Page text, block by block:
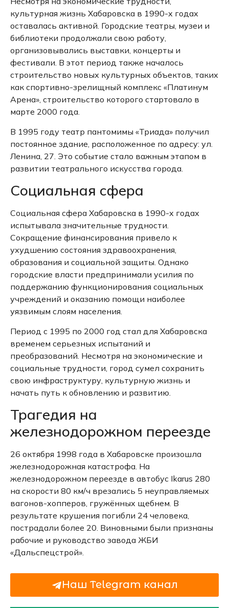
культурная жизнь Хабаровска в 1990-х годах
оставалась активной. Городские театры, музеи и
библиотеки продолжали свою работу,
организовывались выставки, концерты и
фестивали. В этот период также началось
строительство новых культурных объектов, таких
как спортивно-зрелищный комплекс «Платинум
Арена», строительство которого стартовало в
марте 2000 года.
В 1995 году театр пантомимы «Триада» получил
постоянное здание, расположенное по адресу: ул.
Ленина, 27. Это событие стало важным этапом в
развитии театрального искусства города.
Социальная сфера
Социальная сфера Хабаровска в 1990-х годах
испытывала значительные трудности.
Сокращение финансирования привело к
ухудшению состояния здравоохранения,
образования и социальной защиты. Однако
городские власти предпринимали усилия по
поддержанию функционирования социальных
учреждений и оказанию помощи наиболее
уязвимым слоям населения.
Период с 1995 по 2000 год стал для Хабаровска
временем серьезных испытаний и
преобразований. Несмотря на экономические и
социальные трудности, город сумел сохранить
свою инфраструктуру, культурную жизнь и
начать путь к обновлению и развитию.
Трагедия на
железнодорожном переезде
26 октября 1998 года в Хабаровске произошла
железнодорожная катастрофа. На
железнодорожном переезде в автобус Ikarus 280
на скорости 80 км/ч врезались 5 неуправляемых
вагонов-хопперов, гружённых щебнем. В
результате крушения погибли 24 человека,
пострадали более 20. Виновными были признаны
рабочие и руководство завода ЖБИ
«Дальспецстрой».
Наш Telegram канал